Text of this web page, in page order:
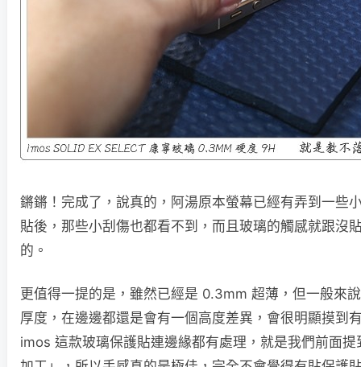
鏘鏘！完成了，說真的，阿湯原本螢幕已經有弄到一些
貼後，那些小刮傷也都看不到，而且玻璃的觸感就跟沒
的。
更值得一提的是，雖然已經是 0.3mm 超薄，但一般來
厚度，在邊邊都還是會有一個高度差異，會很明顯摸到
imos 這款玻璃保護貼連邊緣都有處理，就是我們前面